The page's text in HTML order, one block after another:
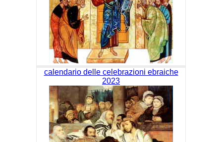
calendario delle celebrazioni ebraiche
2023